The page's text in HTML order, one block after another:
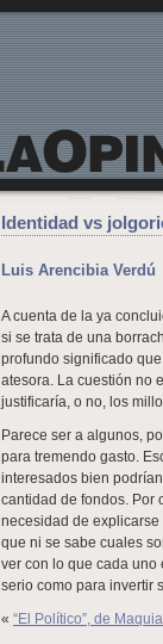
Identidad vs
Luis Arencibia Verdú
A cuenta de la ya
si se trata de una
profundo significado
atesora. La cuestión no
justificaría, o no, los
Parece ser a algunos,
para tremendo gasto.
interesados bien
cantidad de fondos. Por
necesidad de
que ni se sabe cuales
ver con lo que cada
serio como para invertir
« “El Político”, de